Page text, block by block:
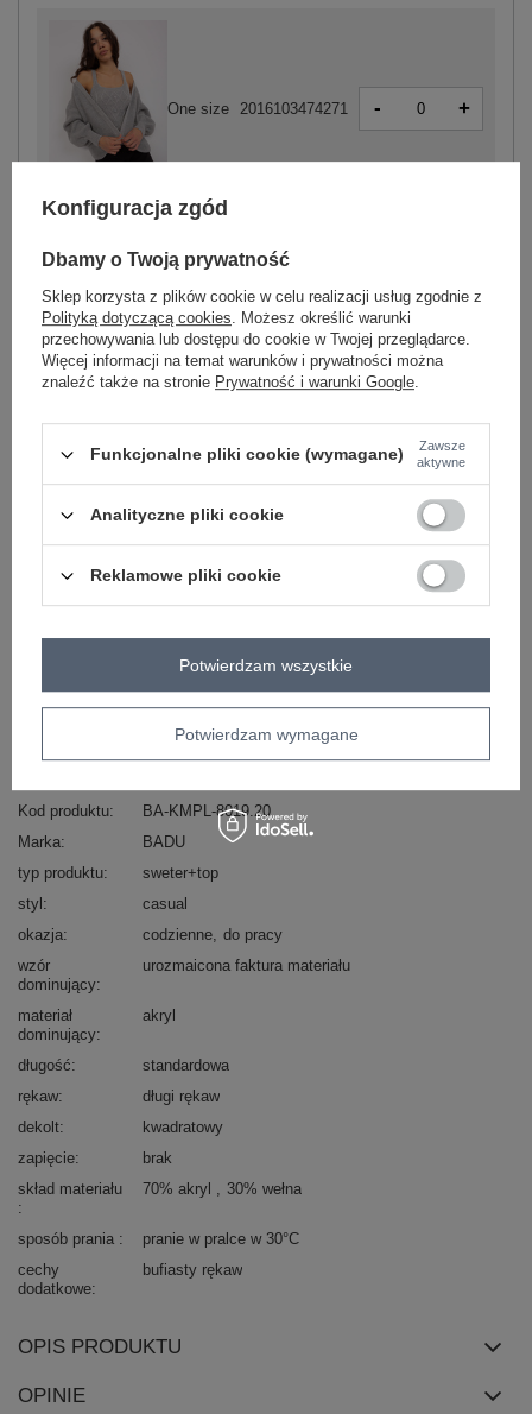
szary
One size 2016103474271 - +
ciemny
One size 2016103474295 - +
Zobacz wszystkie kolory (+3)
ZALOGUJ SIĘ I ZOBACZ CENĘ
Zadaj pytanie
skład materiału : 70% akryl , 30% wełna
sposób prania : pranie w pralce w 30°C
Kod produktu
BA-KMPL-8019.20
Marka
BADU
typ produktu
sweter+top
styl
casual
okazja
codzienne do pracy
wzór
dominujący
urozmaicona faktura materiału
materiał
dominujący
akryl
długość
standardowa
rękaw
długi rękaw
dekolt
kwadratowy
zapięcie
brak
skład materiału
70% akryl 30% wełna
sposób prania
pranie w pralce w 30°C
cechy
dodatkowe
bufiasty rękaw
OPIS PRODUKTU
OPINIE
Konfiguracja zgód
Dbamy o Twoją prywatność
Sklep korzysta z plików cookie w celu realizacji usług zgodnie z
Polityką dotyczącą cookies. Możesz określić warunki
przechowywania lub dostępu do cookie w Twojej przeglądarce.
Więcej informacji na temat warunków i prywatności można
znaleźć także na stronie Prywatność i warunki Google.
Funkcjonalne pliki cookie (wymagane)
Zawsze
aktywne
Analityczne pliki cookie
Reklamowe pliki cookie
Potwierdzam wymagane
Potwierdzam wszystkie